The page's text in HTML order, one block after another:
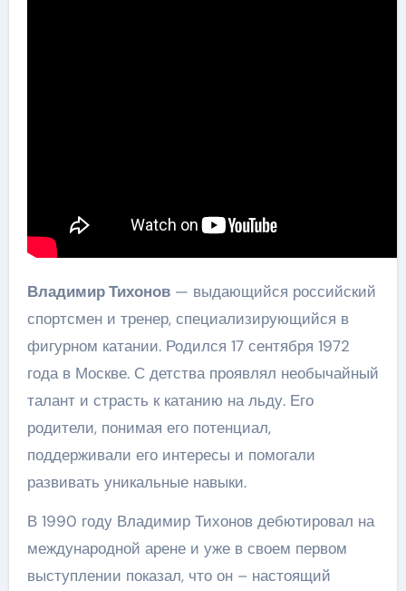
Владимир Тихонов— выдающийся российский
спортсмен и тренер, специализирующийся в
фигурном катании. Родился 17 сентября 1972
года в Москве. С детства проявлял необычайный
талант и страсть к катанию на льду. Его
родители, понимая его потенциал,
поддерживали его интересы и помогали
развивать уникальные навыки.
В 1990 году Владимир Тихонов дебютировал на
международной арене и уже в своем первом
выступлении показал, что он – настоящий